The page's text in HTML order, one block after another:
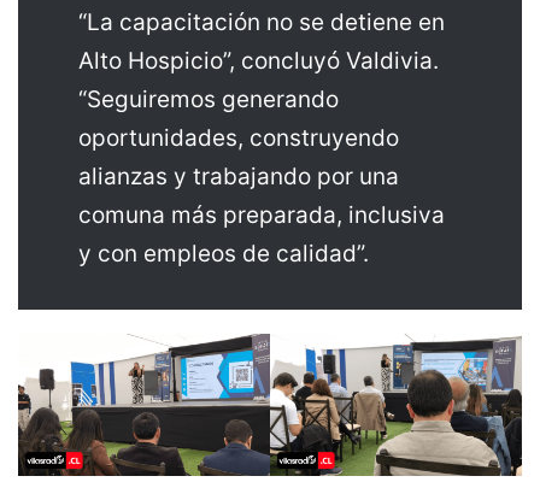
“La capacitación no se detiene en
Alto Hospicio”, concluyó Valdivia.
“Seguiremos generando
oportunidades, construyendo
alianzas y trabajando por una
comuna más preparada, inclusiva
y con empleos de calidad”.